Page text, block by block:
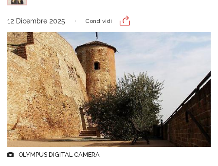
12 Dicembre 2025 Condividi
OLYMPUS DIGITAL CAMERA